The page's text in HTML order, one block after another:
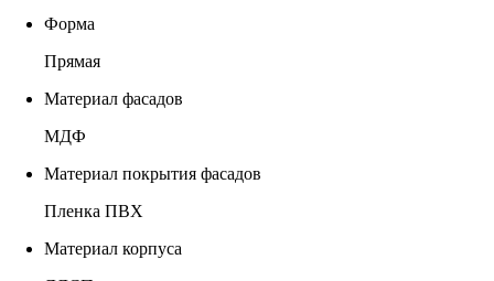
Форма
Прямая
Материал фасадов
МДФ
Материал покрытия фасадов
Пленка ПВХ
Материал корпуса